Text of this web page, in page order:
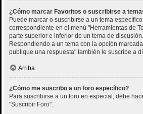
¿Cómo marcar Favoritos o suscribirse a
Puede marcar o suscribirse a un tema
correspondiente en el menú "Herramientas de
parte superior e inferior de un tema de discusión.
Respondiendo a un tema con la opción
publique una respuesta" también le suscribe a
Arriba
¿Cómo me suscribo a un foro específico?
Para suscribirse a un foro en especial, debe
"Suscribir Foro".